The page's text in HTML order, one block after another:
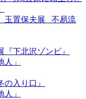
置保夫展 _不易流
下北沢ゾンビ』
」
入り口』
」